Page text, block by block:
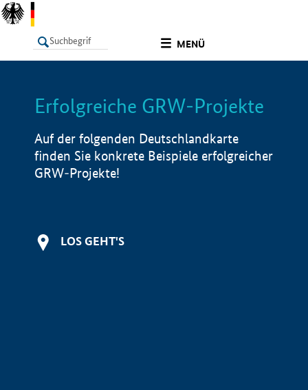
MENÜ
LISTE Info
Erfolgreiche GRW-Projekte
Auf der folgenden Deutschlandkarte
finden Sie konkrete Beispiele erfolgreicher
GRW-Projekte!
LOS GEHT'S